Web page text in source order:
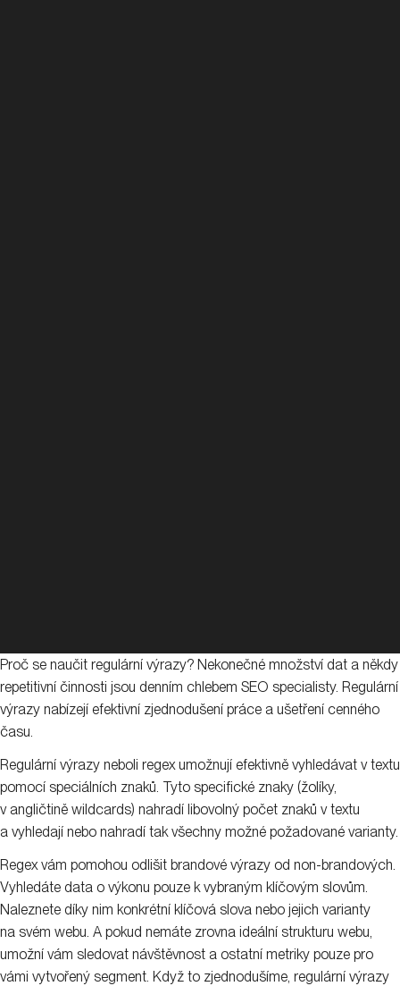
Proč se naučit regulární výrazy? Nekonečné množství dat a někdy
repetitivní činnosti jsou denním chlebem SEO specialisty. Regulární
výrazy nabízejí efektivní zjednodušení práce a ušetření cenného
času.
Regulární výrazy neboli regex umožnují efektivně vyhledávat v textu
pomocí speciálních znaků. Tyto specifické znaky (žolíky,
v angličtině wildcards) nahradí libovolný počet znaků v textu
a vyhledají nebo nahradí tak všechny možné požadované varianty.
Regex vám pomohou odlišit brandové výrazy od non-brandových.
Vyhledáte data o výkonu pouze k vybraným klíčovým slovům.
Naleznete díky nim konkrétní klíčová slova nebo jejich varianty
na svém webu. A pokud nemáte zrovna ideální strukturu webu,
umožní vám sledovat návštěvnost a ostatní metriky pouze pro
vámi vytvořený segment. Když to zjednodušíme, regulární výrazy